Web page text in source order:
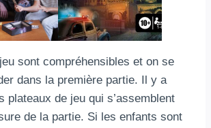
sont compréhensibles et on se
dans la première partie. Il y a
plateaux de jeu qui s’assemblent
de la partie. Si les enfants sont